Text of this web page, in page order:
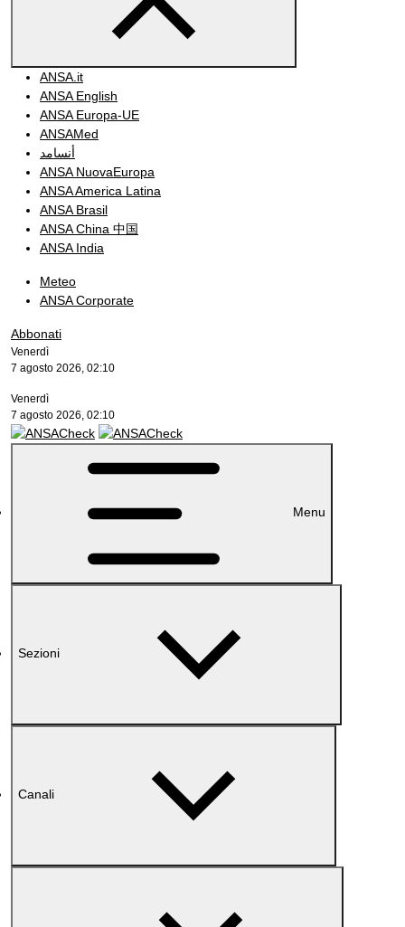
ANSA.it
ANSA English
ANSA Europa-UE
ANSAMed
أنسامد
ANSA NuovaEuropa
ANSA America Latina
ANSA Brasil
ANSA China 中国
ANSA India
Meteo
ANSA Corporate
Abbonati
Venerdì
7 agosto 2026, 02:10
Venerdì
7 agosto 2026, 02:10
Menu
Sezioni
Canali